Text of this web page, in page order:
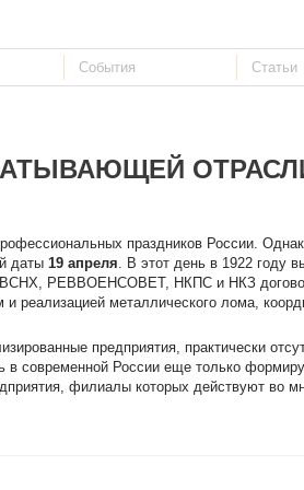
праздников России.
даты 19 апреля. В этот день в 1922 году
ВСНХ, РЕВВОЕНСОВЕТ, НКПС и НКЗ
реализацией металлического лома,
предприятия, практически
в современной России еще только
филиалы которых действуют во